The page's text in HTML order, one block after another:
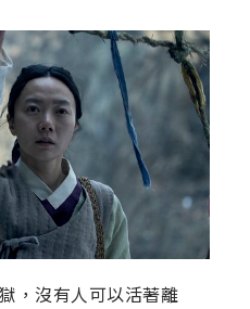
沒有人可以活著離